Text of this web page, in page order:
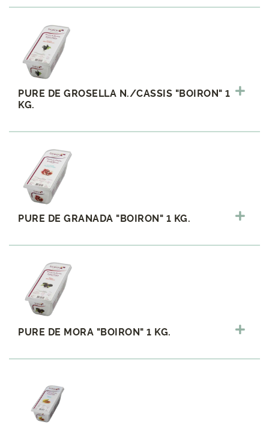
PURE DE GROSELLA N./CASSIS "BOIRON" 1
KG.
PURE DE GRANADA "BOIRON" 1 KG.
PURE DE MORA "BOIRON" 1 KG.